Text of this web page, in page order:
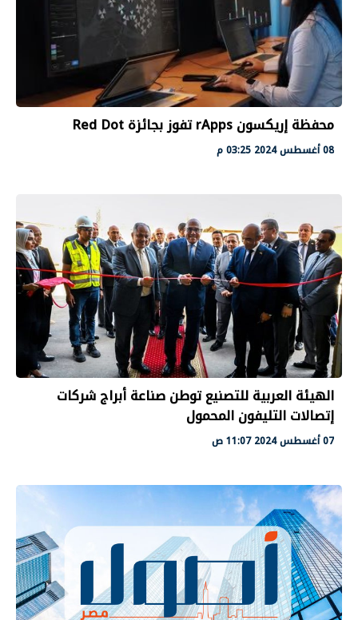
محفظة إريكسون rApps تفوز بجائزة Red Dot
08 أغسطس 2024 03:25 م
الهيئة العربية للتصنيع توطن صناعة أبراج شركات
إتصالات التليفون المحمول
07 أغسطس 2024 11:07 ص